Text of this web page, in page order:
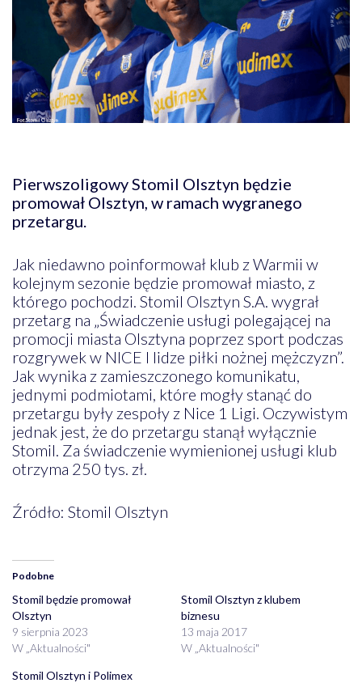
Pierwszoligowy Stomil Olsztyn będzie
promował Olsztyn, w ramach wygranego
przetargu.
Jak niedawno poinformował klub z Warmii w
kolejnym sezonie będzie promował miasto, z
którego pochodzi. Stomil Olsztyn S.A. wygrał
przetarg na „Świadczenie usługi polegającej na
promocji miasta Olsztyna poprzez sport podczas
rozgrywek w NICE I lidze piłki nożnej mężczyzn”.
Jak wynika z zamieszczonego komunikatu,
jednymi podmiotami, które mogły stanąć do
przetargu były zespoły z Nice 1 Ligi. Oczywistym
jednak jest, że do przetargu stanął wyłącznie
Stomil. Za świadczenie wymienionej usługi klub
otrzyma 250 tys. zł.
Źródło: Stomil Olsztyn
Podobne
Stomil będzie promował
Olsztyn
9 sierpnia 2023
W „Aktualności"
Stomil Olsztyn z klubem
biznesu
13 maja 2017
W „Aktualności"
Stomil Olsztyn i Polimex